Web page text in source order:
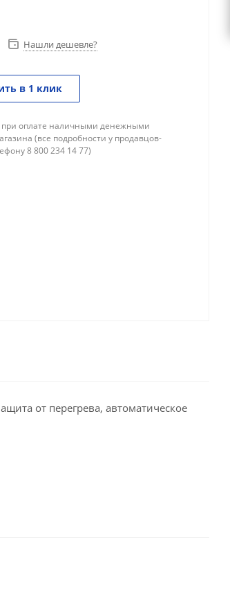
Нашли дешевле?
в 1 клик
при оплате наличными денежными
(все подробности у продавцов-
8 800 234 14 77)
от перегрева, автоматическое